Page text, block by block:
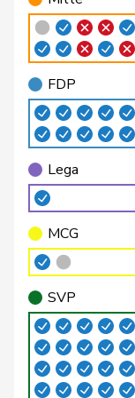
Bertschy
Bischof
Bläsi
Blunschy
Bregy
Brenzikofer
Büchel
Buffat
FDP
Lega
MCG
SVP